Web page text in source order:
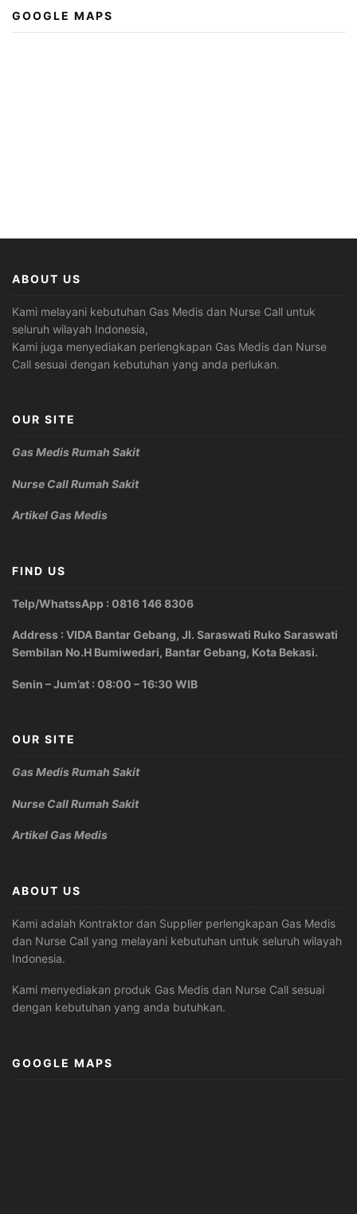
GOOGLE MAPS
ABOUT US
Kami melayani kebutuhan Gas Medis dan Nurse Call untuk
seluruh wilayah Indonesia,
Kami juga menyediakan perlengkapan Gas Medis dan Nurse
Call sesuai dengan kebutuhan yang anda perlukan.
OUR SITE
Gas Medis Rumah Sakit
Nurse Call Rumah Sakit
Artikel Gas Medis
FIND US
Telp/WhatssApp : 0816 146 8306
Address : VIDA Bantar Gebang, Jl. Saraswati Ruko Saraswati
Sembilan No.H Bumiwedari, Bantar Gebang, Kota Bekasi.
Senin – Jum’at : 08:00 – 16:30 WIB
OUR SITE
Gas Medis Rumah Sakit
Nurse Call Rumah Sakit
Artikel Gas Medis
ABOUT US
Kami adalah Kontraktor dan Supplier perlengkapan Gas Medis
dan Nurse Call yang melayani kebutuhan untuk seluruh wilayah
Indonesia.
Kami menyediakan produk Gas Medis dan Nurse Call sesuai
dengan kebutuhan yang anda butuhkan.
GOOGLE MAPS